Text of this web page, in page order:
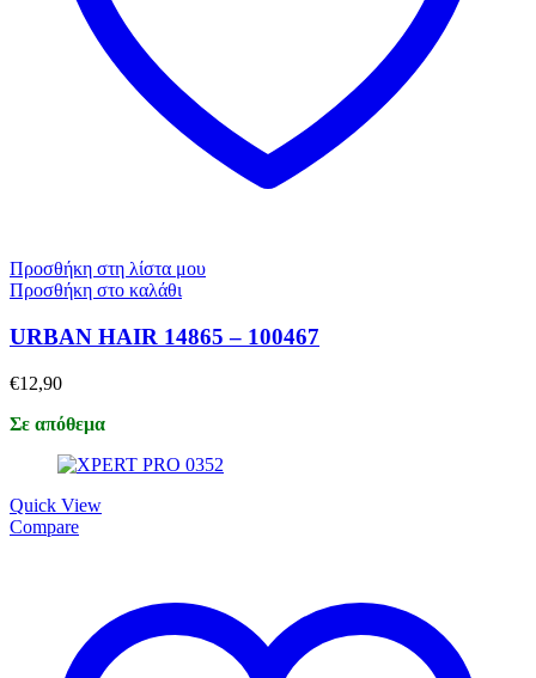
Προσθήκη στη λίστα μου
Προσθήκη στο καλάθι
URBAN HAIR 14865 – 100467
€12,90
Σε απόθεμα
Quick View
Compare